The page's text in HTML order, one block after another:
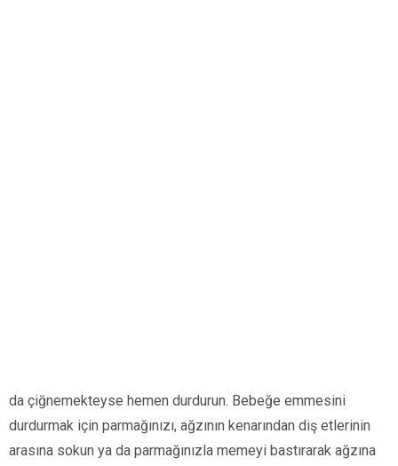
da çiğnemekteyse hemen durdurun. Bebeğe emmesini
durdurmak için parmağınızı, ağzının kenarından diş etlerinin
arasına sokun ya da parma­ğınızla memeyi bastırarak ağzına